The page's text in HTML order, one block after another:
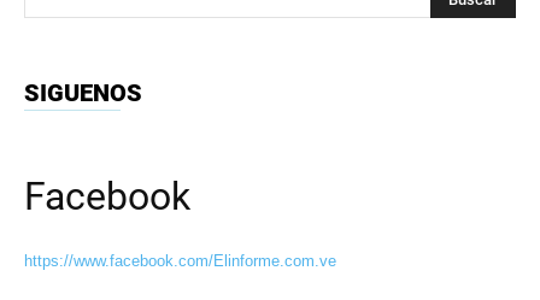
SIGUENOS
Facebook
https://www.facebook.com/Elinforme.com.ve